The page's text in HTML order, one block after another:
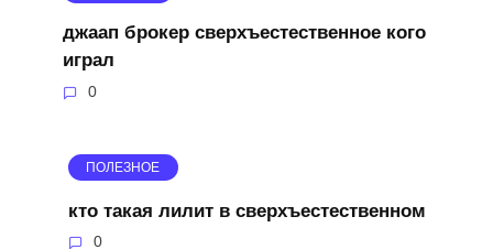
джаап брокер сверхъестественное кого
играл
0
ПОЛЕЗНОЕ
кто такая лилит в сверхъестественном
0